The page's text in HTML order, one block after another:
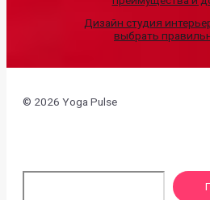
Дизайн студия
выбрать
© 2026 Yoga Pulse